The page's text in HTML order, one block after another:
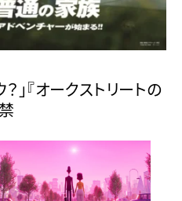
」『オークストリートの